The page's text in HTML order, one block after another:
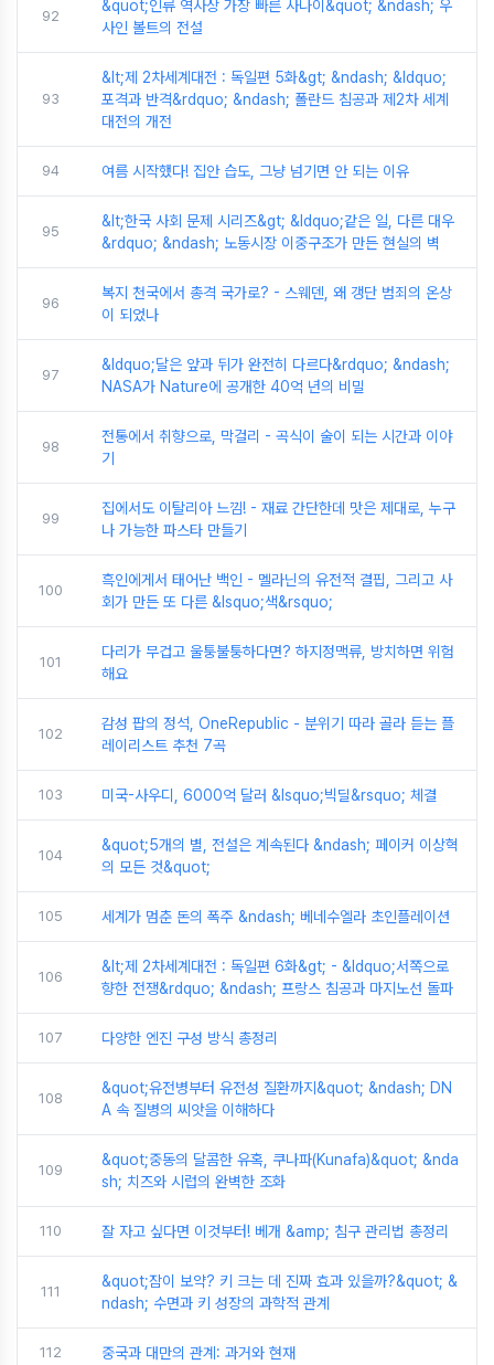
92
&quot;인류 역사상 가장 빠른 사나이&quot; &ndash; 우
사인 볼트의 전설
93
&lt;제 2차세계대전 : 독일편 5화&gt; &ndash; &ldquo;
포격과 반격&rdquo; &ndash; 폴란드 침공과 제2차 세계
대전의 개전
94 여름 시작했다! 집안 습도, 그냥 넘기면 안 되는 이유
95
&lt;한국 사회 문제 시리즈&gt; &ldquo;같은 일, 다른 대우
&rdquo; &ndash; 노동시장 이중구조가 만든 현실의 벽
96
복지 천국에서 총격 국가로? - 스웨덴, 왜 갱단 범죄의 온상
이 되었나
97
&ldquo;달은 앞과 뒤가 완전히 다르다&rdquo; &ndash;
NASA가 Nature에 공개한 40억 년의 비밀
98
전통에서 취향으로, 막걸리 - 곡식이 술이 되는 시간과 이야
기
99
집에서도 이탈리아 느낌! - 재료 간단한데 맛은 제대로, 누구
나 가능한 파스타 만들기
100
흑인에게서 태어난 백인 - 멜라닌의 유전적 결핍, 그리고 사
회가 만든 또 다른 &lsquo;색&rsquo;
101
다리가 무겁고 울퉁불퉁하다면? 하지정맥류, 방치하면 위험
해요
102
감성 팝의 정석, OneRepublic - 분위기 따라 골라 듣는 플
레이리스트 추천 7곡
103 미국-사우디, 6000억 달러 &lsquo;빅딜&rsquo; 체결
104
&quot;5개의 별, 전설은 계속된다 &ndash; 페이커 이상혁
의 모든 것&quot;
105 세계가 멈춘 돈의 폭주 &ndash; 베네수엘라 초인플레이션
106
&lt;제 2차세계대전 : 독일편 6화&gt; - &ldquo;서쪽으로
향한 전쟁&rdquo; &ndash; 프랑스 침공과 마지노선 돌파
107 다양한 엔진 구성 방식 총정리
108
&quot;유전병부터 유전성 질환까지&quot; &ndash; DN
A 속 질병의 씨앗을 이해하다
109
&quot;중동의 달콤한 유혹, 쿠나파(Kunafa)&quot; &nda
sh; 치즈와 시럽의 완벽한 조화
110 잘 자고 싶다면 이것부터! 베개 &amp; 침구 관리법 총정리
111
&quot;잠이 보약? 키 크는 데 진짜 효과 있을까?&quot; &
ndash; 수면과 키 성장의 과학적 관계
112 중국과 대만의 관계: 과거와 현재